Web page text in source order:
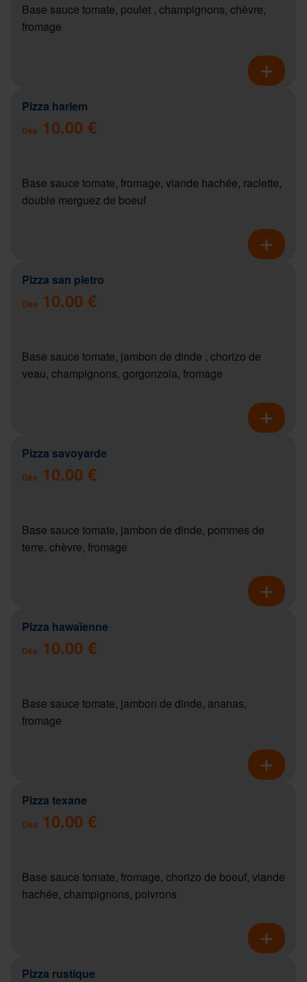
Base sauce tomate, poulet , champignons, chèvre,
fromage
Pizza harlem
Dès 10.00 €
Base sauce tomate, fromage, viande hachée, raclette,
double merguez de boeuf
Pizza san pietro
Dès 10.00 €
Base sauce tomate, jambon de dinde , chorizo de
veau, champignons, gorgonzola, fromage
Pizza savoyarde
Dès 10.00 €
Base sauce tomate, jambon de dinde, pommes de
terre, chèvre, fromage
Pizza hawaïenne
Dès 10.00 €
Base sauce tomate, jambon de dinde, ananas,
fromage
Pizza texane
Dès 10.00 €
Base sauce tomate, fromage, chorizo de boeuf, viande
hachée, champignons, poivrons
Pizza rustique